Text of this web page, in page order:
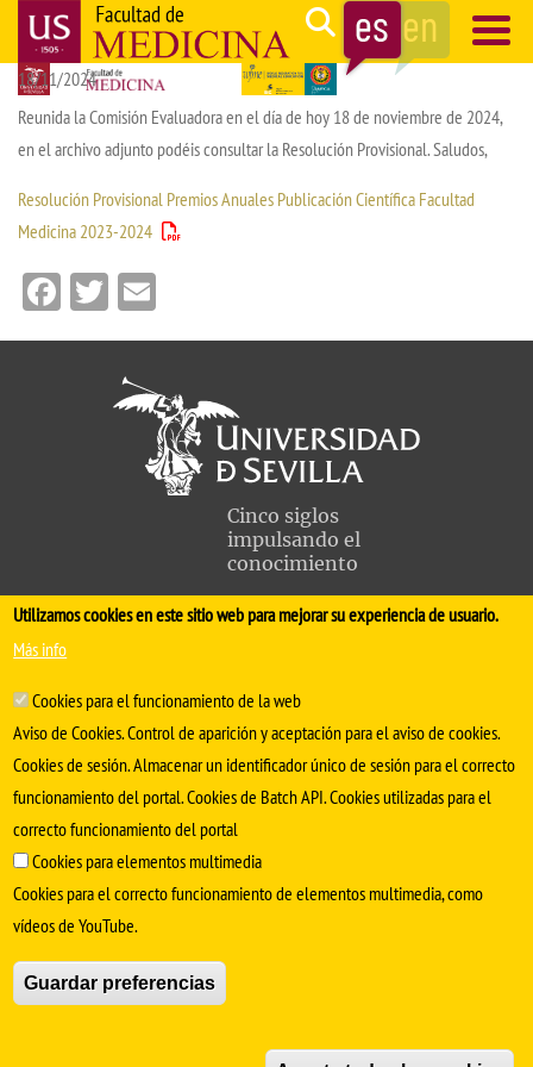
Pasar
contenido
principal
Search
Navegación
principal
18/11/2024
Reunida la Comisión Evaluadora en el día de hoy 18 de noviembre de 2024,
en el archivo adjunto podéis consultar la Resolución Provisional. Saludos,
Resolución Provisional Premios Anuales Publicación Científica Facultad
Medicina 2023-2024
Facebook
Twitter
Cinco siglos
impulsando el
conocimiento
FACULTAD DE MEDICINA
Conserjería:954 55 98 30- Secretaría .facmedinfo@us.es
SÍGUENOS EN
Utilizamos cookies en este sitio web para mejorar su experiencia de usuario.
Más info
Cookies para el funcionamiento de la web
Aviso de Cookies. Control de aparición y aceptación para el aviso de cookies.
Cookies de sesión. Almacenar un identificador único de sesión para el correcto
funcionamiento del portal. Cookies de Batch API. Cookies utilizadas para el
correcto funcionamiento del portal
Cookies para elementos multimedia
Cookies para el correcto funcionamiento de elementos multimedia, como
vídeos de YouTube.
Guardar preferencias